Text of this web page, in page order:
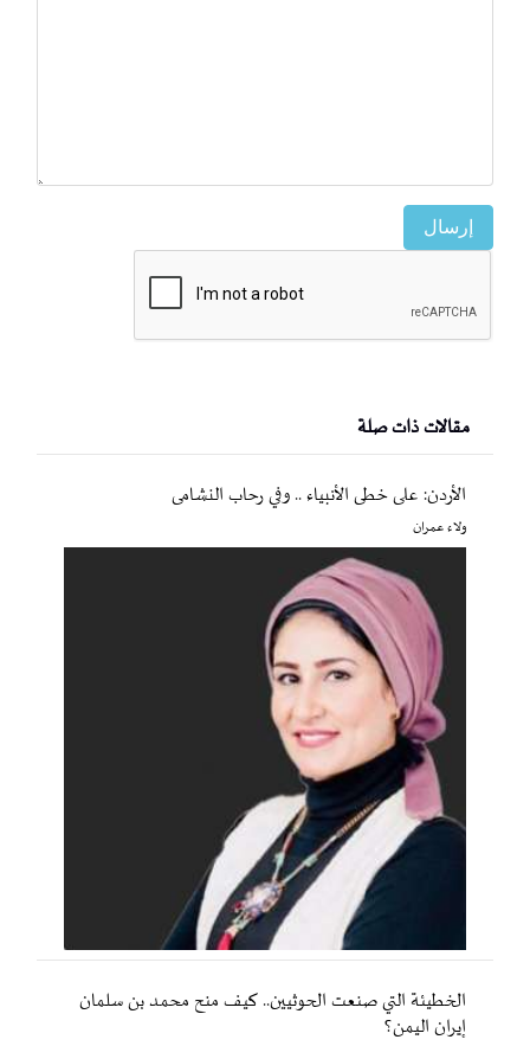
إرسال
مقالات ذات صلة
الأردن: على خطى الأنبياء .. وفي رحاب النشامى
ولاء عمران
الخطيئة التي صنعت الحوثيين.. كيف منح محمد بن سلمان
إيران اليمن؟